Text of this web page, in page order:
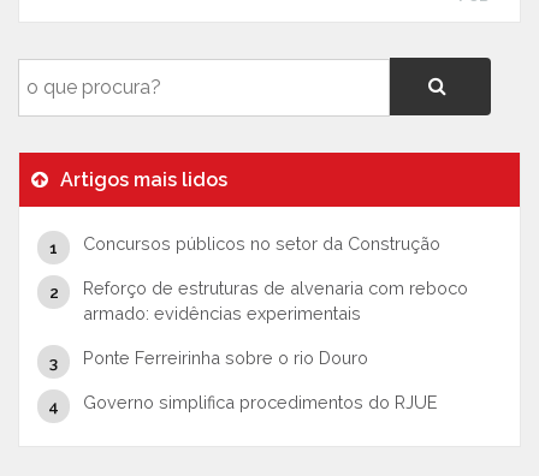
Artigos mais lidos
Concursos públicos no setor da Construção
Reforço de estruturas de alvenaria com reboco
armado: evidências experimentais
Ponte Ferreirinha sobre o rio Douro
Governo simplifica procedimentos do RJUE